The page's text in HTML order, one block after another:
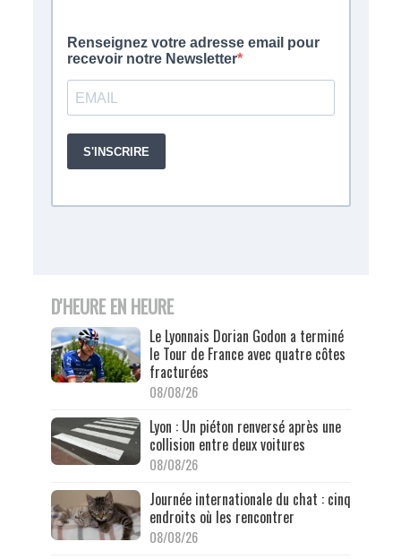
D'HEURE EN HEURE
Le Lyonnais Dorian Godon a terminé
le Tour de France avec quatre côtes
fracturées
08/08/26
Lyon : Un piéton renversé après une
collision entre deux voitures
08/08/26
Journée internationale du chat : cinq
endroits où les rencontrer
08/08/26